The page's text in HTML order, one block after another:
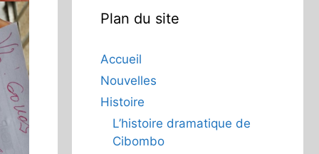
Plan du site
Accueil
Nouvelles
Histoire
L’histoire dramatique de
Cibombo